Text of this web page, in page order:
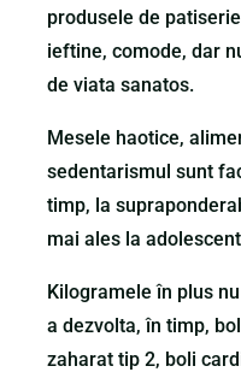
produsele de
ieftine, comode, dar
de viata sanatos.
Mesele haotice,
sedentarismul sunt
timp, la
mai ales la
Kilogramele în plus
a dezvolta, în timp,
zaharat tip 2, boli